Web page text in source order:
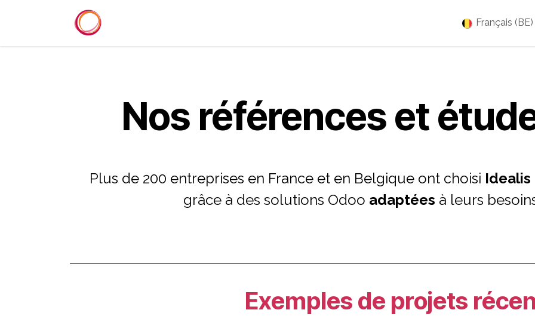
Français (BE)
Nos références et
Plus de 200 entreprises en France et en Belgique ont choisi Idealis
grâce à des solutions Odoo adaptées à leurs
Exemples de projets